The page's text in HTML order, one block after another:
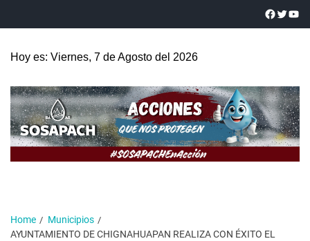
Hoy es: Viernes, 7 de Agosto del 2026
Home
Municipios
AYUNTAMIENTO DE CHIGNAHUAPAN REALIZA CON ÉXITO EL